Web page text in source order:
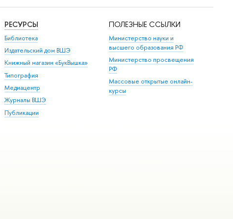
РЕСУРСЫ
Библиотека
Издательский дом ВШЭ
Книжный магазин «БукВышка»
Типография
Медиацентр
Журналы ВШЭ
Публикации
ПОЛЕЗНЫЕ ССЫЛКИ
Министерство науки и
высшего образования РФ
Министерство просвещения
РФ
Массовые открытые онлайн-
курсы